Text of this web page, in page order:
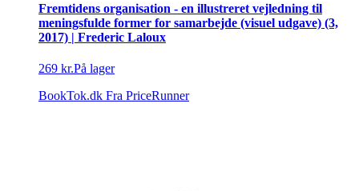
Fremtidens organisation - en illustreret vejledning til
meningsfulde former for samarbejde (visuel udgave) (3,
2017) | Frederic Laloux
269 kr.På lager
BookTok.dk Fra PriceRunner